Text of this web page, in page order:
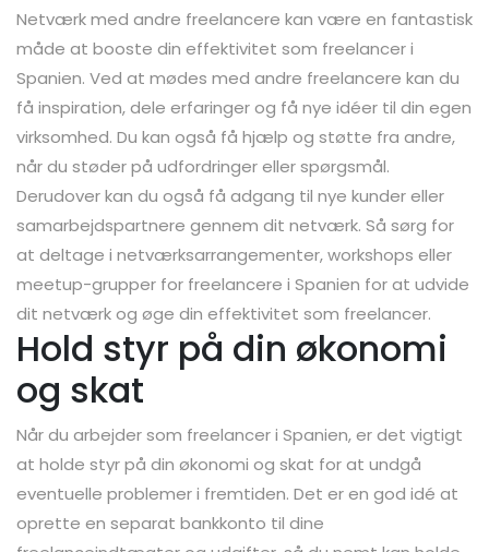
Netværk med andre freelancere kan være en fantastisk
måde at booste din effektivitet som freelancer i
Spanien. Ved at mødes med andre freelancere kan du
få inspiration, dele erfaringer og få nye idéer til din egen
virksomhed. Du kan også få hjælp og støtte fra andre,
når du støder på udfordringer eller spørgsmål.
Derudover kan du også få adgang til nye kunder eller
samarbejdspartnere gennem dit netværk. Så sørg for
at deltage i netværksarrangementer, workshops eller
meetup-grupper for freelancere i Spanien for at udvide
dit netværk og øge din effektivitet som freelancer.
Hold styr på din økonomi
og skat
Når du arbejder som freelancer i Spanien, er det vigtigt
at holde styr på din økonomi og skat for at undgå
eventuelle problemer i fremtiden. Det er en god idé at
oprette en separat bankkonto til dine